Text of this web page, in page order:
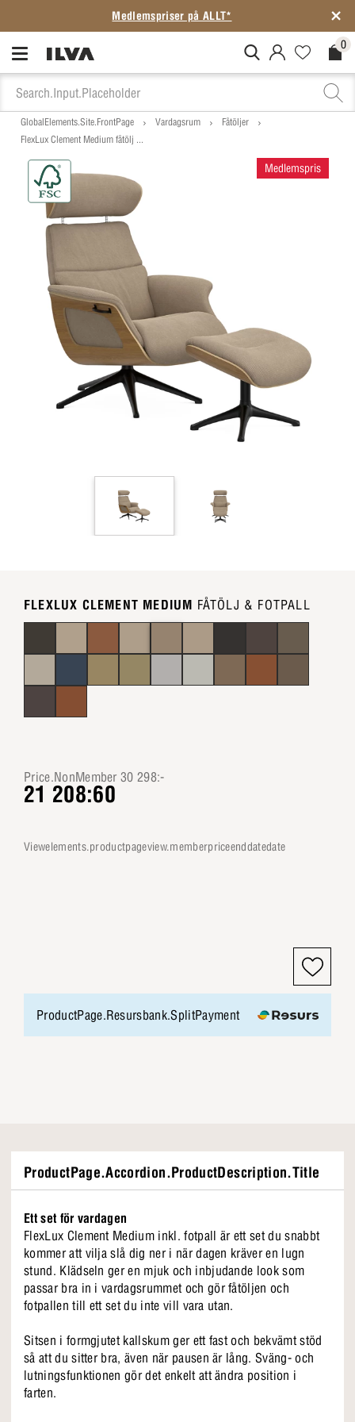
Medlemspriser på ALLT*
MitIlva.Login 0
GlobalElements.Site.FrontPage Vardagsrum
Fåtöljer
FlexLux Clement Medium fåtölj ...
Medlemspris
FLEXLUX CLEMENT MEDIUM FÅTÖLJ & FOTPALL
Price.NonMember 30 298:-
21 208:60
viewelements.productpageview.memberpriceenddatedate
ProductPage.Resursbank.SplitPayment
ProductPage.Accordion.ProductDescription.Title
Ett set för vardagen
FlexLux Clement Medium inkl. fotpall är ett set du snabbt
kommer att vilja slå dig ner i när dagen kräver en lugn
stund. Klädseln ger en mjuk och inbjudande look som
passar bra in i vardagsrummet och gör fåtöljen och
fotpallen till ett set du inte vill vara utan.
Sitsen i formgjutet kallskum ger ett fast och bekvämt stöd
så att du sitter bra, även när pausen är lång. Sväng- och
lutningsfunktionen gör det enkelt att ändra position i
farten.